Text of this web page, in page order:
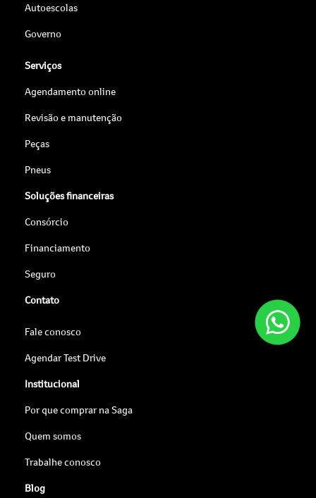
Autoescolas
Governo
Serviços
Agendamento online
Revisão e manutenção
Peças
Pneus
Soluções financeiras
Consórcio
Financiamento
Seguro
Contato
Fale conosco
Agendar Test Drive
Institucional
Por que comprar na Saga
Quem somos
Trabalhe conosco
Blog